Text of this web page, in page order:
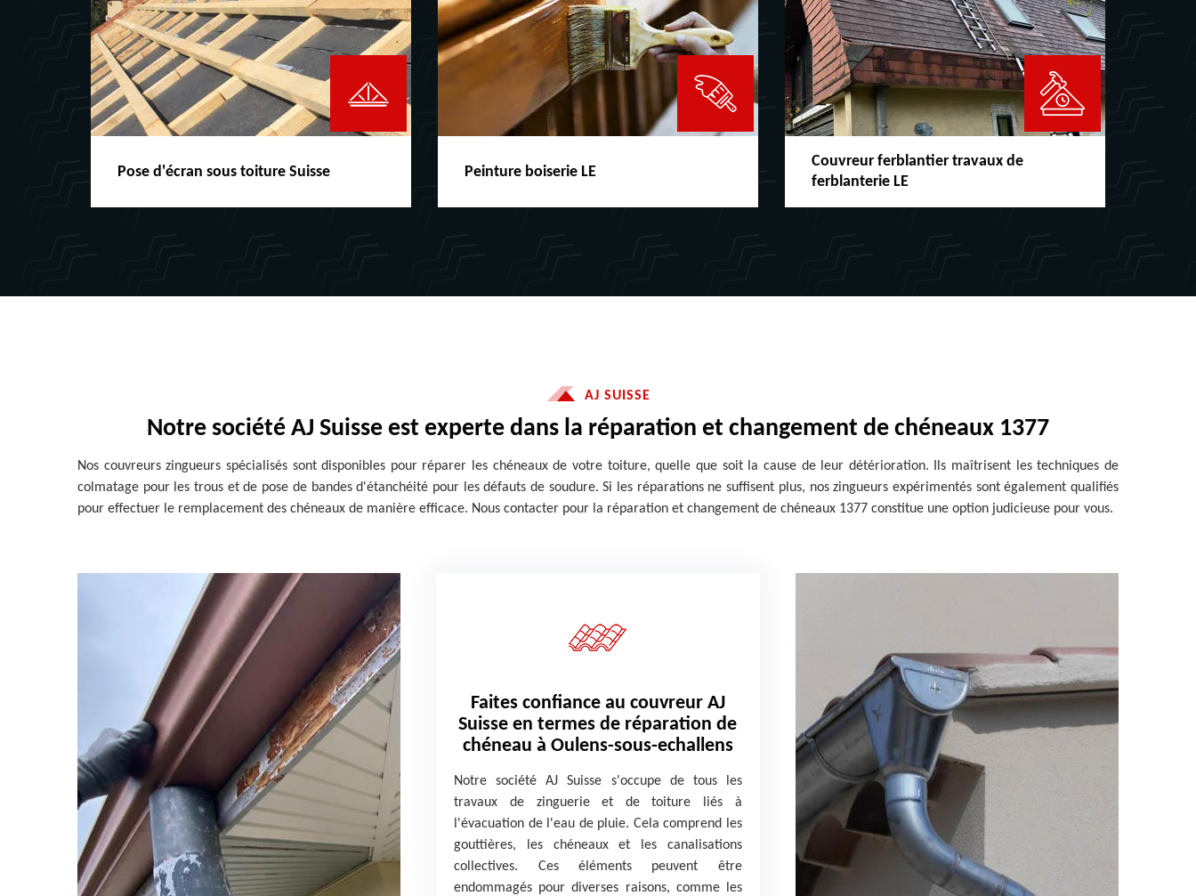
Pose d'écran sous toiture Suisse Peinture boiserie LE
Couvreur ferblantier travaux de
ferblanterie LE
AJ SUISSE
Notre société AJ Suisse est experte dans la réparation et changement de chéneaux 1377
Nos couvreurs zingueurs spécialisés sont disponibles pour réparer les chéneaux de votre toiture, quelle que soit la cause de leur détérioration. Ils maîtrisent les techniques de
colmatage pour les trous et de pose de bandes d'étanchéité pour les défauts de soudure. Si les réparations ne suffisent plus, nos zingueurs expérimentés sont également qualifiés
pour effectuer le remplacement des chéneaux de manière efficace. Nous contacter pour la réparation et changement de chéneaux 1377 constitue une option judicieuse pour vous.
Faites confiance au couvreur AJ
Suisse en termes de réparation de
chéneau à Oulens-sous-echallens
Notre société AJ Suisse s'occupe de tous les
travaux de zinguerie et de toiture liés à
l'évacuation de l'eau de pluie. Cela comprend les
gouttières, les chéneaux et les canalisations
collectives. Ces éléments peuvent être
endommagés pour diverses raisons, comme les